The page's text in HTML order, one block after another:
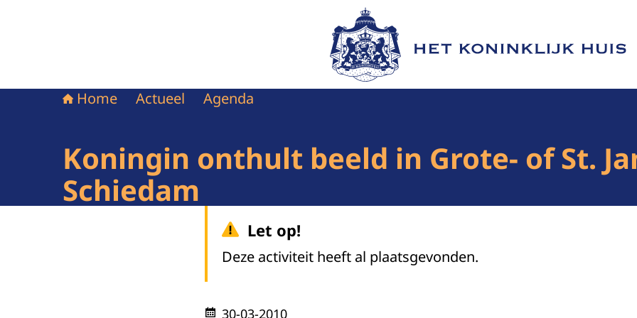
Naar de homepage van Het Koninklijk Huis
Home Actueel Agenda
Koningin onthult beeld in Grote- of St.
Schiedam
Let op!
Deze activiteit heeft al plaatsgevonden.
30-03-2010